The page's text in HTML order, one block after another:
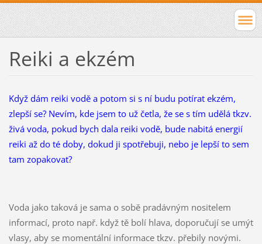
Reiki a ekzém
Když dám reiki vodě a potom si s ní budu potírat ekzém,
zlepší se? Nevím, kde jsem to už četla, že se s tím udělá tkzv.
živá voda, pokud bych dala reiki vodě, bude nabitá energií
reiki až do té doby, dokud ji spotřebuji, nebo je lepší to sem
tam zopakovat?
Voda jako taková je sama o sobě pradávným nositelem
informací, proto např. když tě bolí hlava, doporučují se umýt
vlasy, aby se momentální informace tkzv. přebily novými.